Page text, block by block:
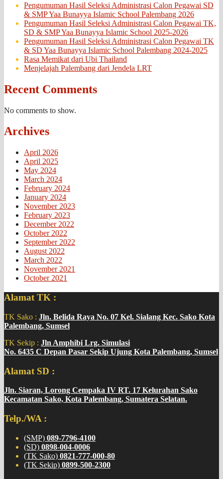
Pengumuman Hasil Seleksi Administrasi Calon Pegawai SD
& SMP Yaa Bunayya Islamic School Palembang 2026
Pengumuman Hasil Seleksi Administrasi Calon Pegawai TK,
SD & SMP Yaa Bunayya Islamic School 2025-2026
Pengumuman Hasil Seleksi Administrasi Calon Pegawai TK
& SD Yaa Bunayya Islamic School Palembang 2024-2025
Rasa Memikat dari Ubi Thailand
Menjelajah Palembang dari Jendela LRT
Recent Comments
No comments to show.
Archives
April 2026
April 2025
May 2024
March 2024
February 2024
January 2024
November 2023
February 2023
December 2022
October 2022
September 2022
August 2022
March 2022
November 2021
October 2021
Alamat TK :
TK Sako : Jln. Belida Raya No. 07 Kel. Sialang Kec. Sako Kota
Palembang, Sumsel
TK Sekip : Jln Amphibi Lrg. Simulasi
No. 6435 C Depan Pasar Sekip Ujung Kota Palembang, Sumsel
Alamat SD :
Jln. Siaran, Lorong Cempaka IV RT. 17 Kelurahan Sako
Kecamatan Sako, Kota Palembang, Sumatera Selatan.
Telp./WA :
(SMP) 089-7796-4100
(SD) 0898-004-0006
(TK Sako) 0821-777-000-80
(TK Sekip) 0899-500-2300